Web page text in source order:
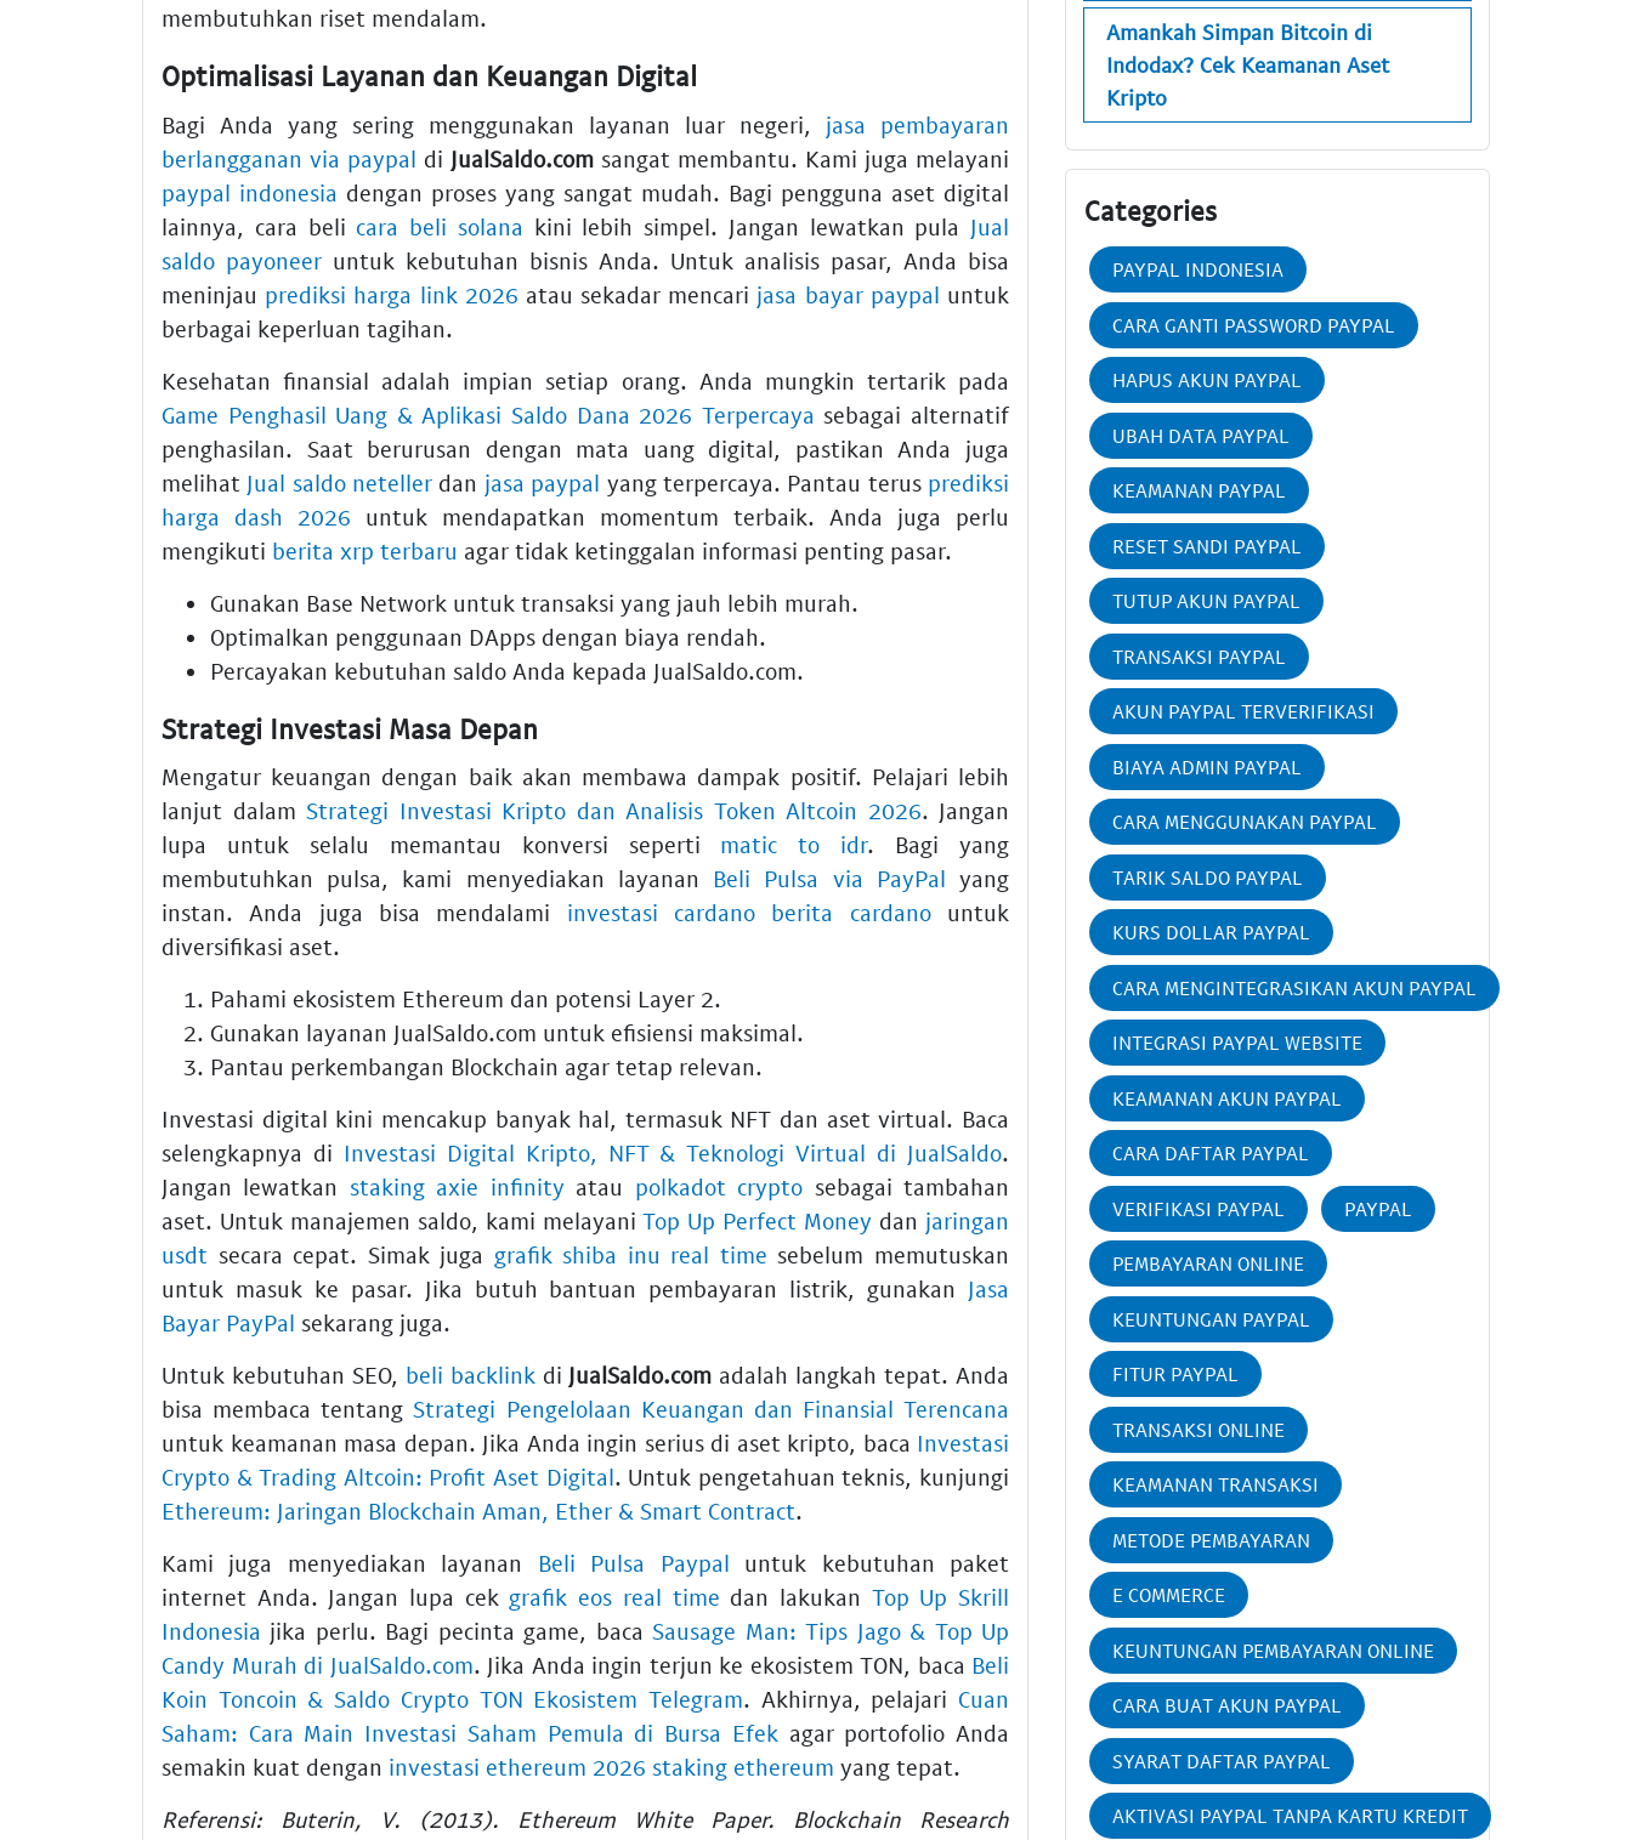
membutuhkan riset mendalam.
Optimalisasi Layanan dan Keuangan Digital
Bagi Anda yang sering menggunakan layanan luar negeri, jasa pembayaran
berlangganan via paypal di JualSaldo.com sangat membantu. Kami juga melayani
paypal indonesia dengan proses yang sangat mudah. Bagi pengguna aset digital
lainnya, cara beli cara beli solana kini lebih simpel. Jangan lewatkan pula Jual
saldo payoneer untuk kebutuhan bisnis Anda. Untuk analisis pasar, Anda bisa
meninjau prediksi harga link 2026 atau sekadar mencari jasa bayar paypal untuk
berbagai keperluan tagihan.
Kesehatan finansial adalah impian setiap orang. Anda mungkin tertarik pada
Game Penghasil Uang & Aplikasi Saldo Dana 2026 Terpercaya sebagai alternatif
penghasilan. Saat berurusan dengan mata uang digital, pastikan Anda juga
melihat Jual saldo neteller dan jasa paypal yang terpercaya. Pantau terus prediksi
harga dash 2026 untuk mendapatkan momentum terbaik. Anda juga perlu
mengikuti berita xrp terbaru agar tidak ketinggalan informasi penting pasar.
Gunakan Base Network untuk transaksi yang jauh lebih murah.
Optimalkan penggunaan DApps dengan biaya rendah.
Percayakan kebutuhan saldo Anda kepada JualSaldo.com.
Strategi Investasi Masa Depan
Mengatur keuangan dengan baik akan membawa dampak positif. Pelajari lebih
lanjut dalam Strategi Investasi Kripto dan Analisis Token Altcoin 2026. Jangan
lupa untuk selalu memantau konversi seperti matic to idr. Bagi yang
membutuhkan pulsa, kami menyediakan layanan Beli Pulsa via PayPal yang
instan. Anda juga bisa mendalami investasi cardano berita cardanountuk
diversifikasi aset.
Pahami ekosistem Ethereum dan potensi Layer 2.
Gunakan layanan JualSaldo.com untuk efisiensi maksimal.
Pantau perkembangan Blockchain agar tetap relevan.
Investasi digital kini mencakup banyak hal, termasuk NFT dan aset virtual. Baca
selengkapnya di Investasi Digital Kripto, NFT & Teknologi Virtual di JualSaldo.
Jangan lewatkan staking axie infinity atau polkadot crypto sebagai tambahan
aset. Untuk manajemen saldo, kami melayaniTop Up Perfect Money dan jaringan
usdt secara cepat. Simak juga grafik shiba inu real time sebelum memutuskan
untuk masuk ke pasar. Jika butuh bantuan pembayaran listrik, gunakan Jasa
Bayar PayPal sekarang juga.
Untuk kebutuhan SEO, beli backlinkdi JualSaldo.com adalah langkah tepat. Anda
bisa membaca tentangStrategi Pengelolaan Keuangan dan Finansial Terencana
untuk keamanan masa depan. Jika Anda ingin serius di aset kripto, baca Investasi
Crypto & Trading Altcoin: Profit Aset Digital. Untuk pengetahuan teknis, kunjungi
Ethereum: Jaringan Blockchain Aman, Ether & Smart Contract.
Kami juga menyediakan layanan Beli Pulsa Paypal untuk kebutuhan paket
internet Anda. Jangan lupa cek grafik eos real time dan lakukan Top Up Skrill
Indonesia jika perlu. Bagi pecinta game, bacaSausage Man: Tips Jago & Top Up
Candy Murah di JualSaldo.com. Jika Anda ingin terjun ke ekosistem TON, baca Beli
Koin Toncoin & Saldo Crypto TON Ekosistem Telegram. Akhirnya, pelajari Cuan
Saham: Cara Main Investasi Saham Pemula di Bursa Efekagar portofolio Anda
semakin kuat dengan investasi ethereum 2026 staking ethereum yang tepat.
Referensi: Buterin, V. (2013). Ethereum White Paper. Blockchain Research
Amankah Simpan Bitcoin di
Indodax? Cek Keamanan Aset
Kripto
Categories
PAYPAL INDONESIA
CARA GANTI PASSWORD PAYPAL
HAPUS AKUN PAYPAL
UBAH DATA PAYPAL
KEAMANAN PAYPAL
RESET SANDI PAYPAL
TUTUP AKUN PAYPAL
TRANSAKSI PAYPAL
AKUN PAYPAL TERVERIFIKASI
BIAYA ADMIN PAYPAL
CARA MENGGUNAKAN PAYPAL
TARIK SALDO PAYPAL
KURS DOLLAR PAYPAL
CARA MENGINTEGRASIKAN AKUN PAYPAL
INTEGRASI PAYPAL WEBSITE
KEAMANAN AKUN PAYPAL
CARA DAFTAR PAYPAL
VERIFIKASI PAYPAL PAYPAL
PEMBAYARAN ONLINE
KEUNTUNGAN PAYPAL
FITUR PAYPAL
TRANSAKSI ONLINE
KEAMANAN TRANSAKSI
METODE PEMBAYARAN
E COMMERCE
KEUNTUNGAN PEMBAYARAN ONLINE
CARA BUAT AKUN PAYPAL
SYARAT DAFTAR PAYPAL
AKTIVASI PAYPAL TANPA KARTU KREDIT